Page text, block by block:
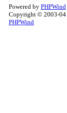
Powered by PHPWind
Copyright © 2003-04
PHPWind